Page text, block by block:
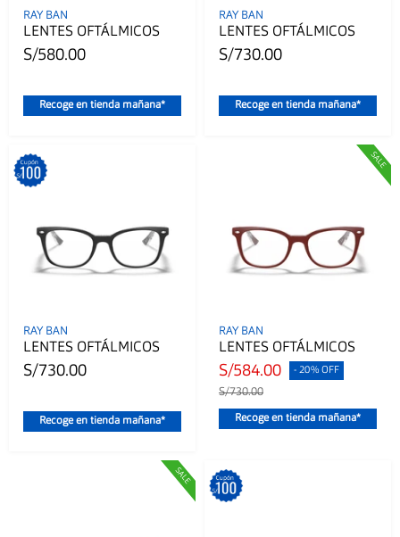
RAY BAN
LENTES OFTÁLMICOS
S/580.00
Recoge en tienda mañana*
RAY BAN
LENTES OFTÁLMICOS
S/730.00
Recoge en tienda mañana*
RAY BAN
LENTES OFTÁLMICOS
S/730.00
Recoge en tienda mañana*
RAY BAN
LENTES OFTÁLMICOS
S/584.00 - 20% OFF
S/730.00
Recoge en tienda mañana*